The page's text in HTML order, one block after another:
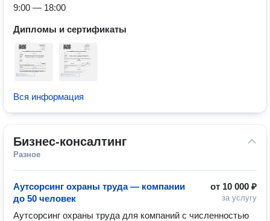
9:00 — 18:00
Дипломы и сертификаты
Вся информация
Бизнес-консалтинг
Разное
от 10 000 ₽
за услугу
Аутсорсинг охраны труда — компании
до 50 человек
Аутсорсинг охраны труда для компаний с численностью